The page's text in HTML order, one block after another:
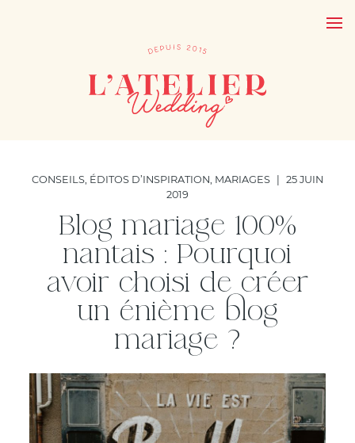
CONSEILS, ÉDITOS D’INSPIRATION MARIAGES
25 JUIN
2019
Blog mariage 100%
nantais : Pourquoi
avoir choisi de créer
un énième blog
mariage ?